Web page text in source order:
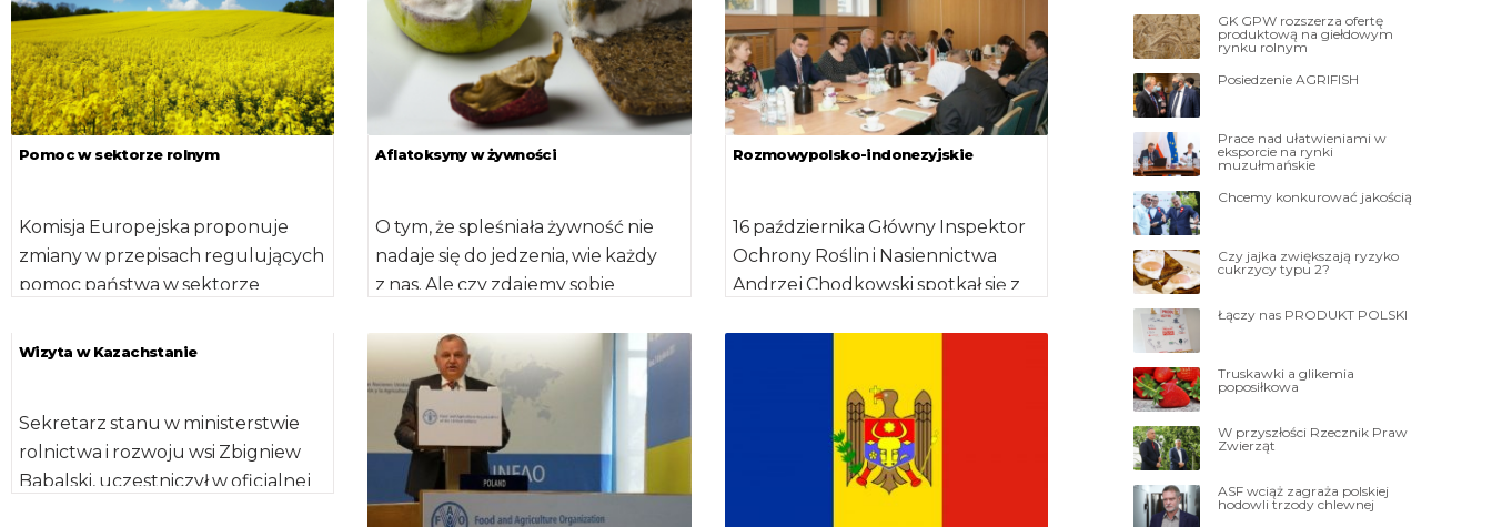
Pomoc w sektorze rolnym
Komisja Europejska proponuje
zmiany w przepisach regulujących
pomoc państwa w sektorze
podwyższenie limitu pomocy […]
Aflatoksyny w żywności
O tym, że spleśniała żywność nie
nadaje się do jedzenia, wie każdy
z nas. Ale czy zdajemy sobie
Rozmowypolsko-indonezyjskie
16 października Główny Inspektor
Ochrony Roślin i Nasiennictwa
Andrzej Chodkowski spotkał się z
Wizyta w Kazachstanie
Sekretarz stanu w ministerstwie
rolnictwa i rozwoju wsi Zbigniew
Babalski, uczestniczył w oficjalnej
GK GPW rozszerza ofertę
produktową na giełdowym
rynku rolnym
Posiedzenie AGRIFISH
Prace nad ułatwieniami w
eksporcie na rynki
muzułmańskie
Chcemy konkurować jakością
Czy jajka zwiększają ryzyko
cukrzycy typu 2?
Łączy nas PRODUKT POLSKI
Truskawki a glikemia
poposiłkowa
W przyszłości Rzecznik Praw
Zwierząt
ASF wciąż zagraża polskiej
hodowli trzody chlewnej